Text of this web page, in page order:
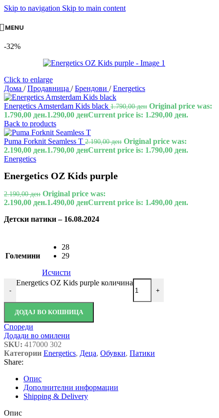
Skip to navigation Skip to main content
MENU
-32%
Click to enlarge
Дома / Продавница / Брендови / Energetics
Energetics Amsterdam Kids black 1.790,00ден Original price was:
1.790,00 ден.1.290,00 денCurrent price is: 1.290,00 ден.
Back to products
Puma Forknit Seamless T 2.190,00ден Original price was:
2.190,00 ден.1.790,00 денCurrent price is: 1.790,00 ден.
Energetics
Energetics OZ Kids purple
2.190,00ден Original price was:
2.190,00 ден.1.490,00 денCurrent price is: 1.490,00 ден.
Детски патики – 16.08.2024
Големини
28
29
Исчисти
-
Energetics OZ Kids purple количина
+
ДОДАЈ ВО КОШНИЦА
Спореди
Додади во омилени
SKU: 417000 302
Категории Energetics, Деца, Обувки, Патики
Share:
Опис
Дополнителни информации
Shipping & Delivery
Опис